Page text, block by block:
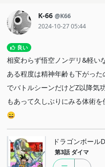
K-66 @K66
2024-10-27 05:44
良い
相変わらず悟空ノンデリ&軽い
ある程度は精神年齢も下がった
でバトルシーンだけどZ以降気
もあって久しぶりにみる体術
😄
ドラゴンボール
第3話 ダイマ